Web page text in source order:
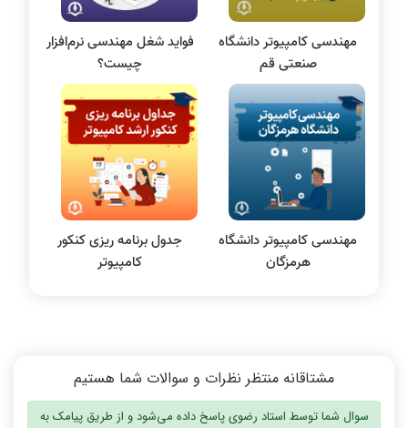
بلاکچین
پایگاه داده
الکترونیک دیجیتال
سیستم عامل
نظریه زبانها
سیگنال و سیستمها
مهندسی کامپیوتر دانشگاه
صنعتی قم
فواید شغل مهندسی نرم‌افزار
چیست؟
مهندسی کامپیوتر دانشگاه
هرمزگان
جدول برنامه ریزی کنکور
کامپیوتر
مشتاقانه منتظر نظرات و سوالات شما هستیم
سوال شما توسط استاد رضوی پاسخ داده می‌شود و از طریق پیامک به